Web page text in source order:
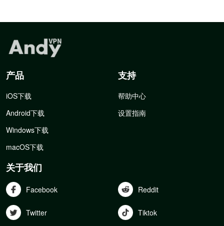
产品
iOS下载
Android下载
Windows下载
macOS下载
支持
帮助中心
设置指南
关于我们
Facebook Reddit
Twitter Tiktok